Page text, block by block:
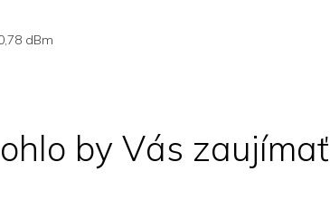
dBm
by Vás zaujímať